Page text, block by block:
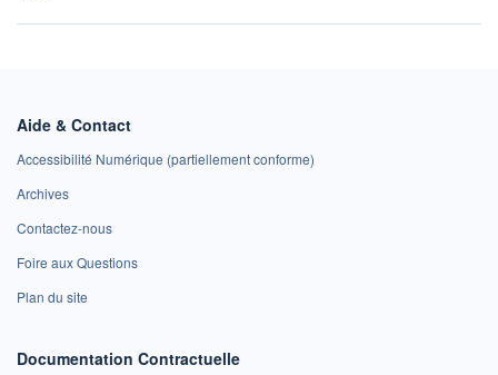
Aide & Contact
Accessibilité Numérique (partiellement conforme)
Archives
Contactez-nous
Foire aux Questions
Plan du site
Documentation Contractuelle